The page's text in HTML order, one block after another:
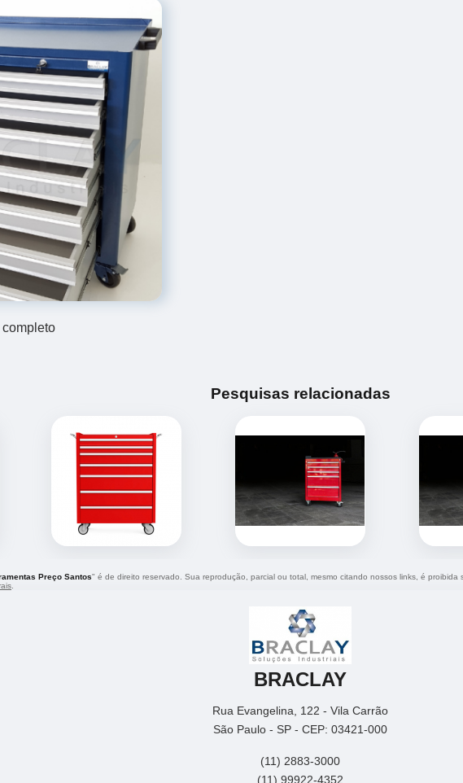
Pesquisas relacionadas
Preço Santos" é de direito reservado. Sua reprodução, parcial ou total, mesmo citando nossos links, é
BRACLAY
Rua Evangelina, 122 - Vila Carrão
São Paulo - SP - CEP: 03421-000
(11) 2883-3000
(11) 99922-4352